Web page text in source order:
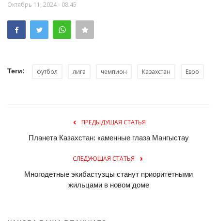
Октябрь 11, 2024 - 08:45
Теги: футбол лига чемпион Казахстан Евро
ПРЕДЫДУЩАЯ СТАТЬЯ
Планета Казахстан: каменные глаза Мангыстау
СЛЕДУЮЩАЯ СТАТЬЯ
Многодетные экибастузцы станут приоритетными
жильцами в новом доме